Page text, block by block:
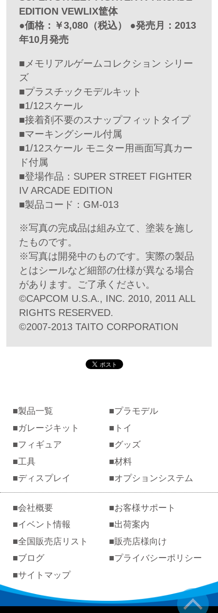
EDITION VEWLIX筐体
●価格：￥3,080（税込） ●発売月：2013
年10月発売
■メモリアルゲームコレクション シリー
ズ
■プラスチックモデルキット
■1/12スケール
■接着剤不要のスナップフィットタイプ
■マーキングシール付属
■1/12スケール モニター用画面写真カー
ド付属
■登場作品：SUPER STREET FIGHTER
IV ARCADE EDITION
■製品コード：GM-013
※写真の完成品は組み立て、塗装を施し
たものです。
※写真は開発中のものです。実際の製品
とはシールなど細部の仕様が異なる場合
があります。ご了承ください。
©CAPCOM U.S.A., INC. 2010, 2011 ALL
RIGHTS RESERVED.
©2007-2013 TAITO CORPORATION
製品一覧
プラモデル
ガレージキット
トイ
フィギュア
グッズ
工具
材料
ディスプレイ
オプションシステム
会社概要
お客様サポート
イベント情報
出荷案内
全国販売店リスト
販売店様向け
ブログ
プライバシーポリシー
サイトマップ